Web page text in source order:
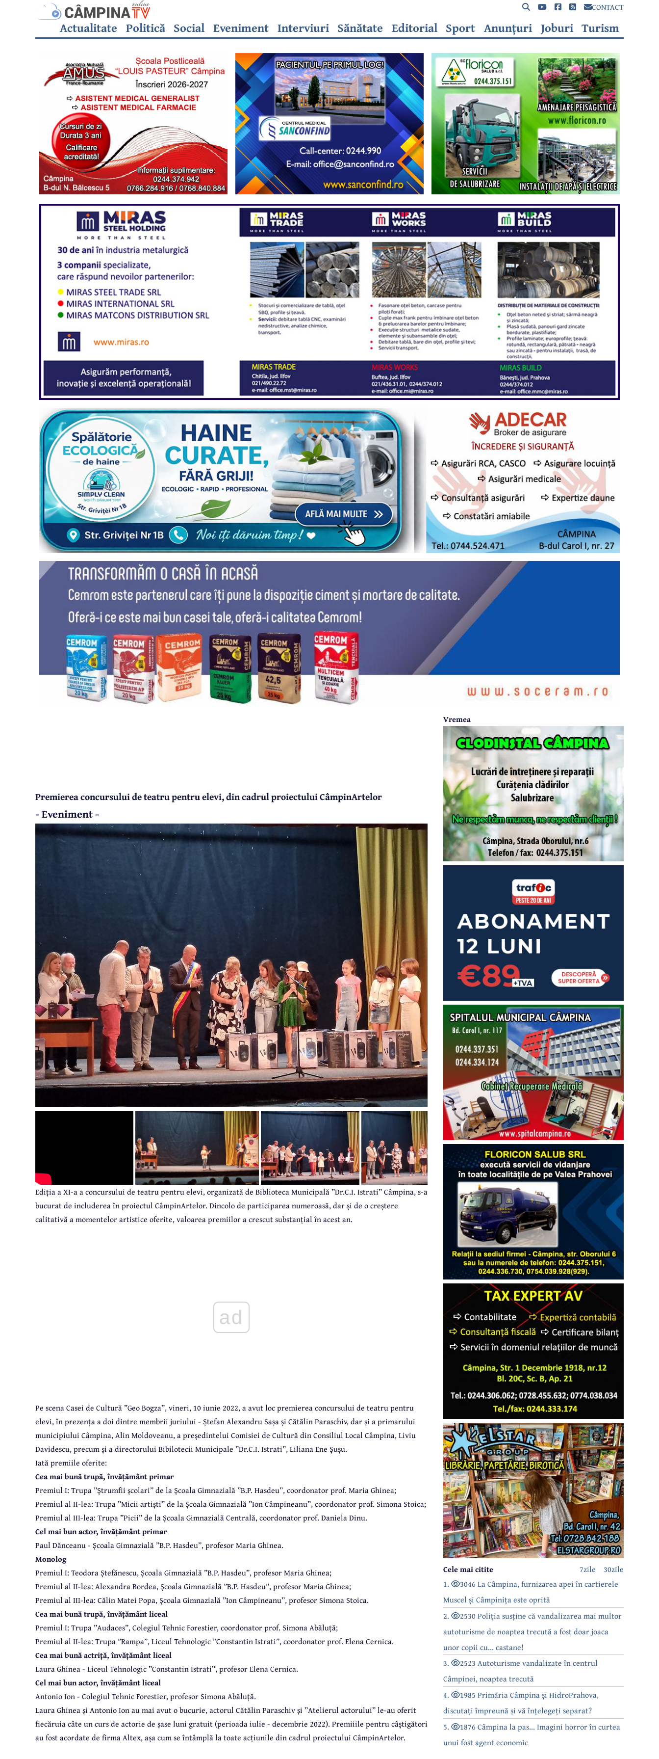
CONTACT
Actualitate Politică Social Eveniment Interviuri Sănătate Editorial Sport Anunțuri Joburi Turism
Premierea concursului de teatru pentru elevi, din cadrul proiectului CâmpinArtelor
- Eveniment -
Ediția a XI-a a concursului de teatru pentru elevi, organizată de Biblioteca Municipală ”Dr.C.I. Istrati” Câmpina, s-a
bucurat de includerea în proiectul CâmpinArtelor. Dincolo de participarea numeroasă, dar și de o creștere
calitativă a momentelor artistice oferite, valoarea premiilor a crescut substanțial în acest an.
ad
Pe scena Casei de Cultură ”Geo Bogza”, vineri, 10 iunie 2022, a avut loc premierea concursului de teatru pentru
elevi, în prezența a doi dintre membrii juriului - Ștefan Alexandru Sașa și Cătălin Paraschiv, dar și a primarului
municipiului Câmpina, Alin Moldoveanu, a președintelui Comisiei de Cultură din Consiliul Local Câmpina, Liviu
Davidescu, precum și a directorului Bibilotecii Municipale ”Dr.C.I. Istrati”, Liliana Ene Șușu.
Iată premiile oferite:
Cea mai bună trupă, învățământ primar
Premiul I: Trupa ”Ștrumfii școlari” de la Școala Gimnazială ”B.P. Hasdeu”, coordonator prof. Maria Ghinea;
Premiul al II-lea: Trupa ”Micii artiști” de la Școala Gimnazială ”Ion Câmpineanu”, coordonator prof. Simona Stoica;
Premiul al III-lea: Trupa ”Picii” de la Școala Gimnazială Centrală, coordonator prof. Daniela Dinu.
Cel mai bun actor, învățământ primar
Paul Dănceanu - Școala Gimnazială ”B.P. Hasdeu”, profesor Maria Ghinea.
Monolog
Premiul I: Teodora Ștefănescu, Școala Gimnazială ”B.P. Hasdeu”, profesor Maria Ghinea;
Premiul al II-lea: Alexandra Bordea, Școala Gimnazială ”B.P. Hasdeu”, profesor Maria Ghinea;
Premiul al III-lea: Călin Matei Popa, Școala Gimnazială ”Ion Câmpineanu”, profesor Simona Stoica.
Cea mai bună trupă, învățământ liceal
Premiul I: Trupa ”Audaces”, Colegiul Tehnic Forestier, coordonator prof. Simona Abăluță;
Premiul al II-lea: Trupa ”Rampa”, Liceul Tehnologic ”Constantin Istrati”, coordonator prof. Elena Cernica.
Cea mai bună actriță, învățământ liceal
Laura Ghinea - Liceul Tehnologic ”Constantin Istrati”, profesor Elena Cernica.
Cel mai bun actor, învățământ liceal
Antonio Ion - Colegiul Tehnic Forestier, profesor Simona Abăluță.
Laura Ghinea și Antonio Ion au mai avut o bucurie, actorul Cătălin Paraschiv și ”Atelierul actorului” le-au oferit
fiecăruia câte un curs de actorie de șase luni gratuit (perioada iulie - decembrie 2022). Premiiile pentru câștigători
au fost acordate de firma Altex, așa cum se întâmplă la toate acțiunile din cadrul proiectului CâmpinArtelor.
Vremea
30zile
7zile
Cele mai citite
1.
3046 La Câmpina, furnizarea apei în cartierele
Muscel și Câmpinița este oprită
2.
2530 Poliția susține că vandalizarea mai multor
autoturisme de noaptea trecută a fost doar joaca
unor copii cu... castane!
3.
2523 Autoturisme vandalizate în centrul
Câmpinei, noaptea trecută
4.
1985 Primăria Câmpina și HidroPrahova,
discutați împreună și vă înțelegeți separat?
5.
1876 Câmpina la pas... Imagini horror în curtea
unui fost agent economic